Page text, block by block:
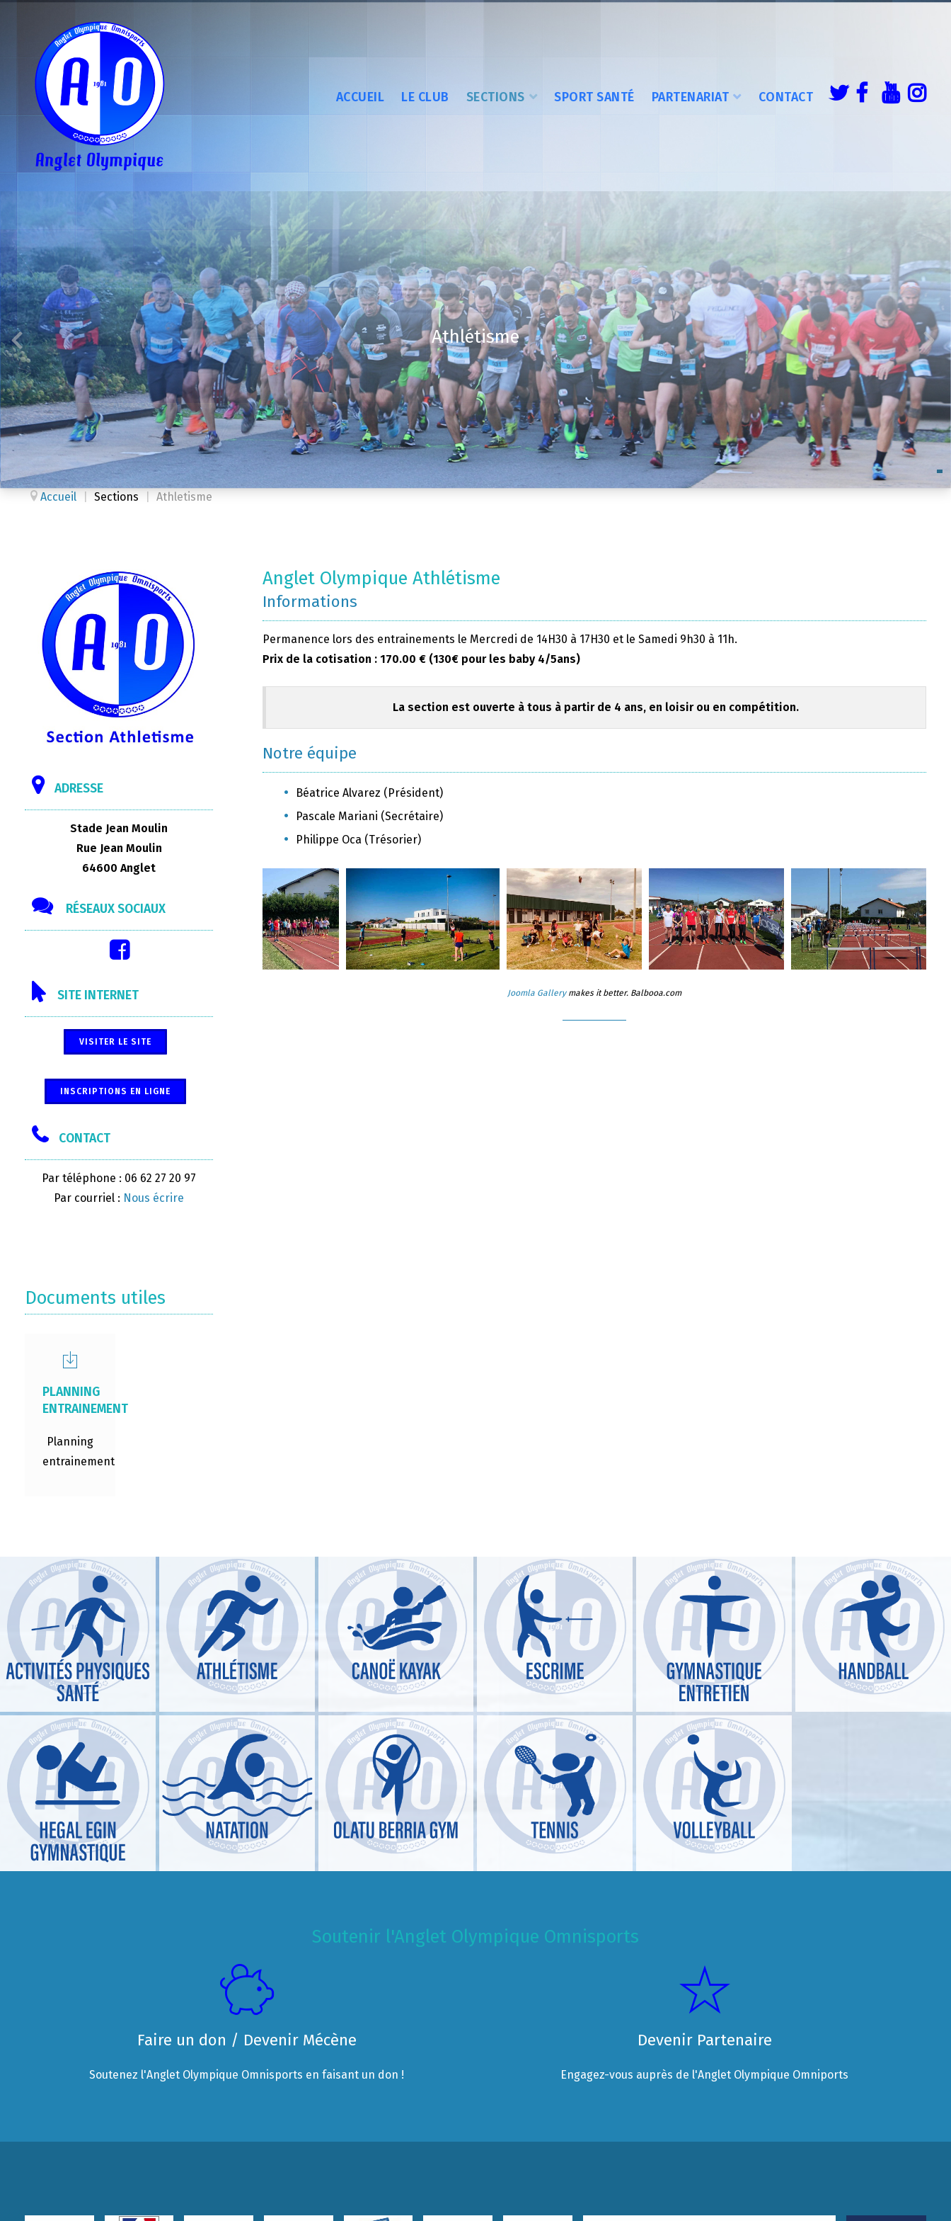
ACCUEIL LE CLUB SECTIONS SPORT SANTÉ PARTENARIAT CONTACT
Athlétisme
Accueil Sections Athletisme
ADRESSE
Stade Jean Moulin
Rue Jean Moulin
64600 Anglet
RÉSEAUX SOCIAUX
SITE INTERNET
VISITER LE SITE
INSCRIPTIONS EN LIGNE
CONTACT
Par téléphone : 06 62 27 20 97
Par courriel : Nous écrire
Documents utiles
PLANNING
ENTRAINEMENT
Planning
entrainement
Anglet Olympique Athlétisme
Informations
Permanence lors des entrainements le Mercredi de 14H30 à 17H30 et le Samedi 9h30 à 11h.
Prix de la cotisation : 170.00 € (130€ pour les baby 4/5ans)
La section est ouverte à tous à partir de 4 ans, en loisir ou en compétition.
Notre équipe
Béatrice Alvarez (Président)
Pascale Mariani (Secrétaire)
Philippe Oca (Trésorier)
Joomla Gallerymakes it better. Balbooa.com
Soutenir l'Anglet Olympique Omnisports
Faire un don / Devenir Mécène
Soutenez l'Anglet Olympique Omnisports en faisant un don !
Devenir Partenaire
Engagez-vous auprès de l'Anglet Olympique Omniports